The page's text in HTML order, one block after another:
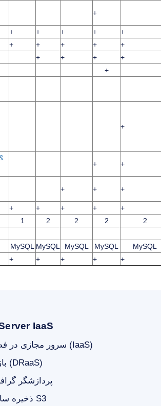
+
+ + + +
+
+ + + +
+
+ + +
+
+
+
+ +
+ + +
+ + + +
+
1 2 2 2
2
MySQL MySQL MySQL MySQL
MySQL
+ + + + +
IaaS
سرور مجازی در فضای ابری (IaaS)
بازیابی بلایا (DRaaS)
پردازشگر
ذخیره سازی اشیاء S3